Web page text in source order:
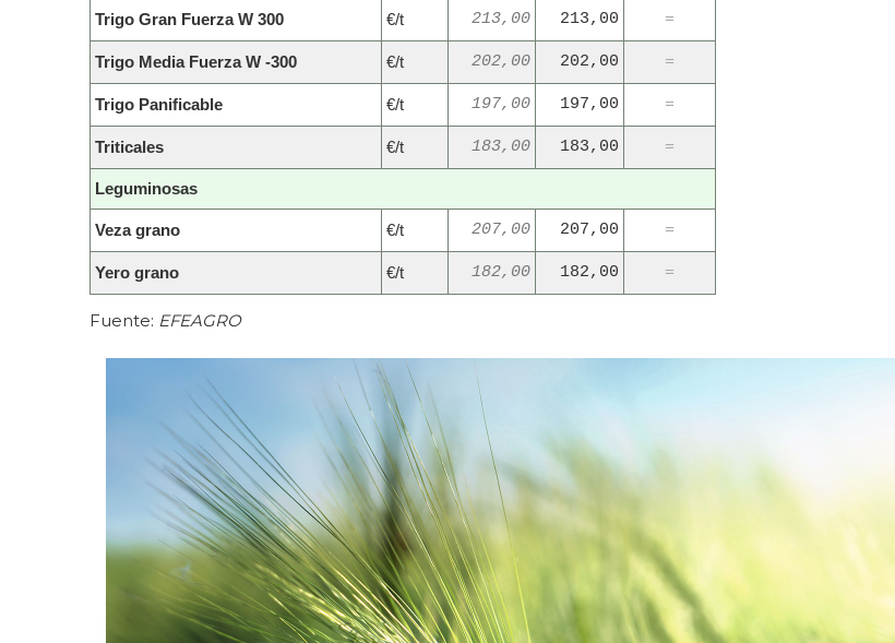
Trigo Gran Fuerza W 300 €/t 213,00 213,00 =
Trigo Media Fuerza W -300 €/t 202,00 202,00 =
Trigo Panificable €/t 197,00 197,00 =
Triticales €/t 183,00 183,00 =
Leguminosas
Veza grano €/t 207,00 207,00 =
Yero grano €/t 182,00 182,00 =
Fuente: EFEAGRO